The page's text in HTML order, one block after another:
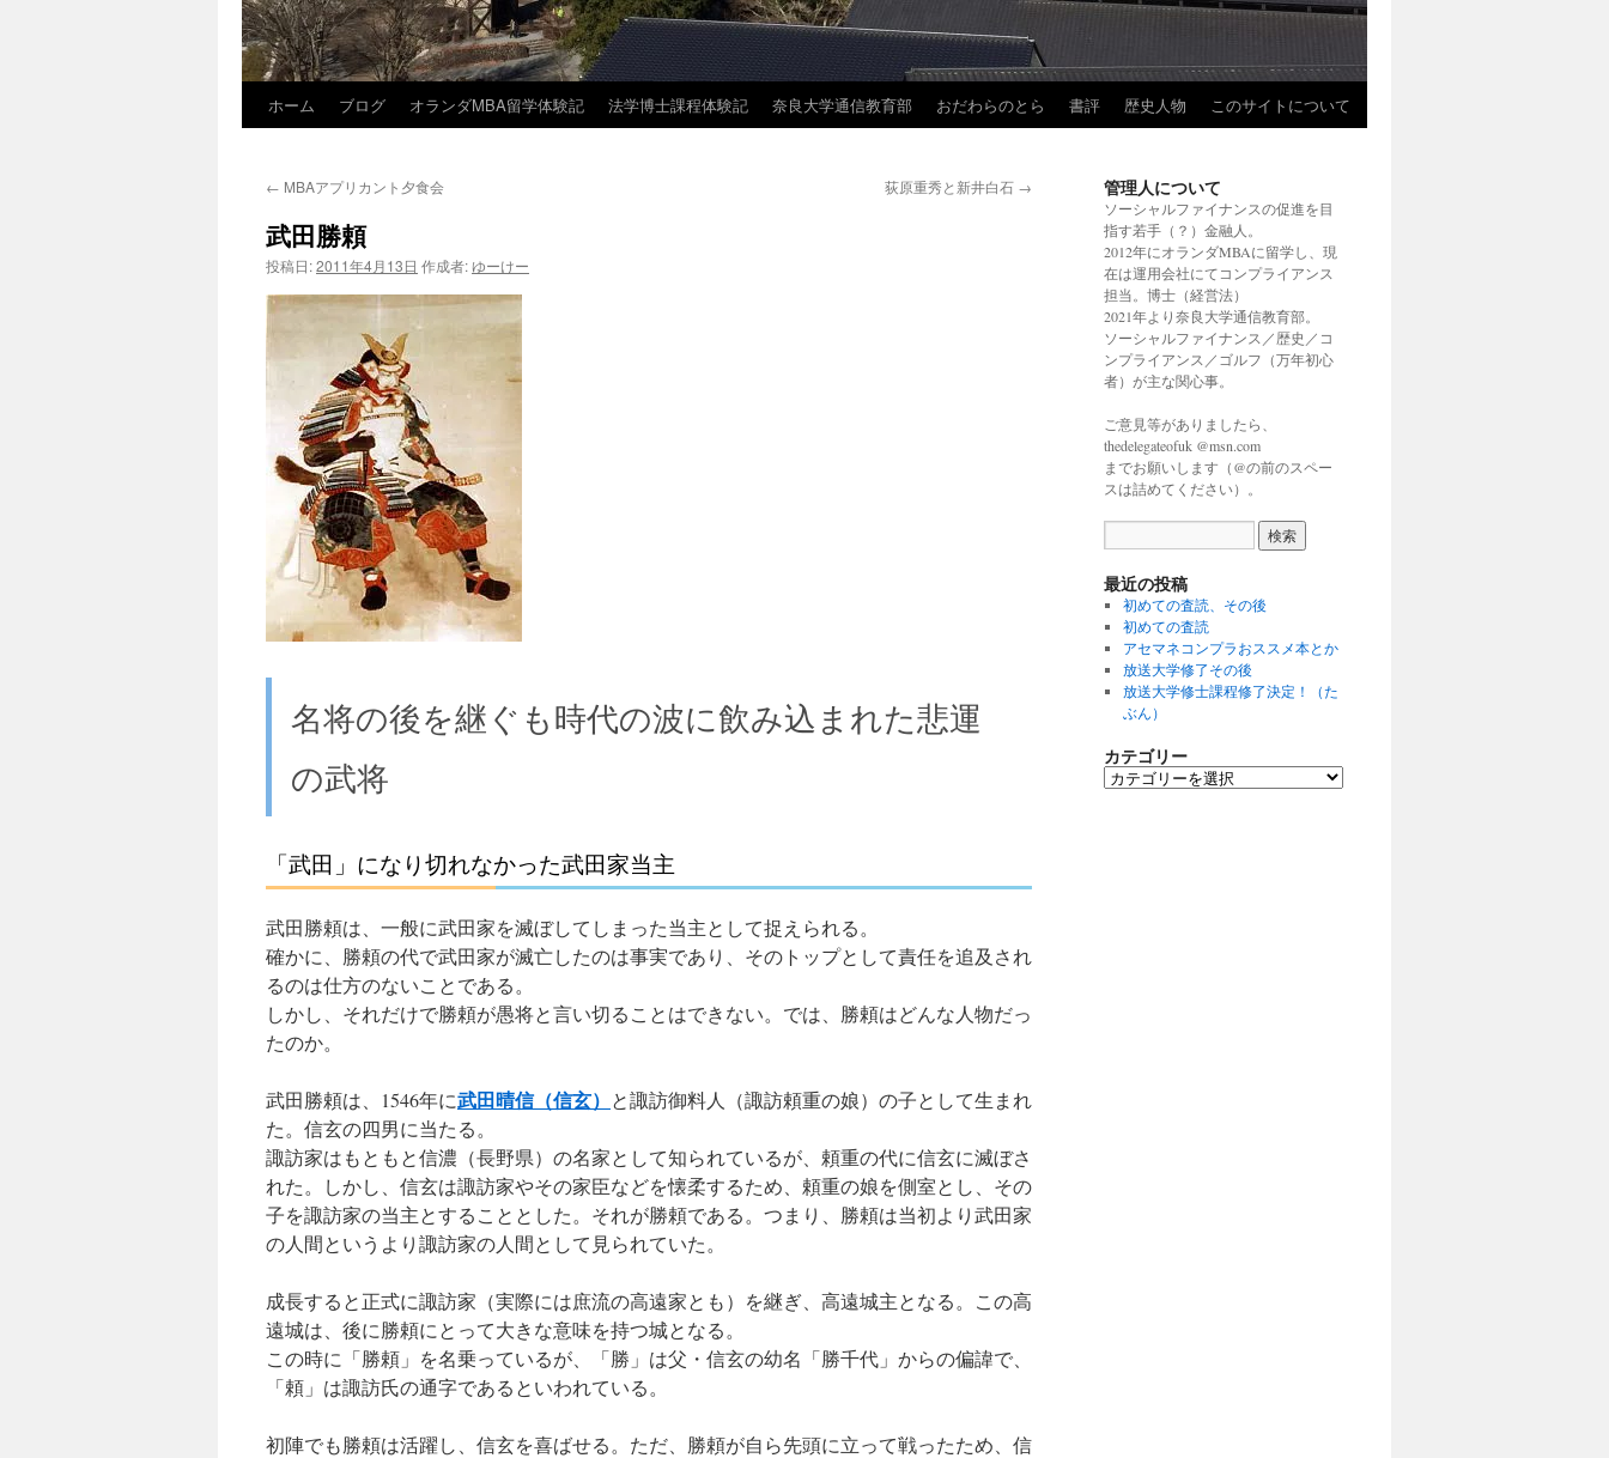
ン
へ
ホーム ブログ オランダMBA留学体験記 法学博士課程体験記 奈良大学通信教育部 おだわらのとら 書評 歴史人物 このサイトについて
← MBAアプリカント夕食会 荻原重秀と新井白石 →
武田勝頼
投稿日:2011年4月13日 作成者:ゆーけー
名将の後を継ぐも時代の波に飲み込まれた悲運
の武将
「武田」になり切れなかった武田家当主
武田勝頼は、一般に武田家を滅ぼしてしまった当主として捉えられる。
確かに、勝頼の代で武田家が滅亡したのは事実であり、そのトップとして責任を追及され
るのは仕方のないことである。
しかし、それだけで勝頼が愚将と言い切ることはできない。では、勝頼はどんな人物だっ
たのか。
武田勝頼は、1546年に武田晴信（信玄） と諏訪御料人（諏訪頼重の娘）の子として生まれ
た。信玄の四男に当たる。
諏訪家はもともと信濃（長野県）の名家として知られているが、頼重の代に信玄に滅ぼさ
れた。しかし、信玄は諏訪家やその家臣などを懐柔するため、頼重の娘を側室とし、その
子を諏訪家の当主とすることとした。それが勝頼である。つまり、勝頼は当初より武田家
の人間というより諏訪家の人間として見られていた。
成長すると正式に諏訪家（実際には庶流の高遠家とも）を継ぎ、高遠城主となる。この高
遠城は、後に勝頼にとって大きな意味を持つ城となる。
この時に「勝頼」を名乗っているが、「勝」は父・信玄の幼名「勝千代」からの偏諱で、
「頼」は諏訪氏の通字であるといわれている。
初陣でも勝頼は活躍し、信玄を喜ばせる。ただ、勝頼が自ら先頭に立って戦ったため、信
管理人について
ソーシャルファイナンスの促進を目
指す若手（？）金融人。
2012年にオランダMBAに留学し、現
在は運用会社にてコンプライアンス
担当。博士（経営法）
2021年より奈良大学通信教育部。
ソーシャルファイナンス／歴史／コ
ンプライアンス／ゴルフ（万年初心
者）が主な関心事。
ご意見等がありましたら、
thedelegateofuk @msn.com
までお願いします（@の前のスペー
スは詰めてください）。
最近の投稿
初めての査読、その後
初めての査読
アセマネコンプラおススメ本とか
放送大学修了その後
放送大学修士課程修了決定！（た
ぶん）
カテゴリー
カ